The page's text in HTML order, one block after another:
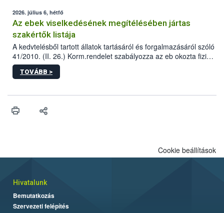
2026. július 6, hétfő
Az ebek viselkedésének megítélésében jártas
szakértők listája
A kedvtelésből tartott állatok tartásáról és forgalmazásáról szóló
41/2010. (II. 26.) Korm.rendelet szabályozza az eb okozta fizikai
sérülés, illetve ennek veszélye keletkezésekor felmerülő
hatósági feladatokat, valamint a veszélyes eb tartását és annak
vonni az ebek viselkedésének megítélésében jártas szakértőt.
TOVÁBB >
Cookie beállítások
Hivatalunk
Bemutatkozás
Szervezeti felépítés